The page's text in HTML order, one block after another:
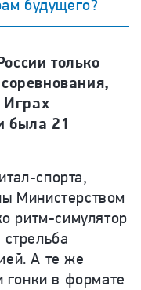
будущего?
только
Играх
была 21
спорта,
Министерством
ритм-симулятор
А те же
гонки в формате